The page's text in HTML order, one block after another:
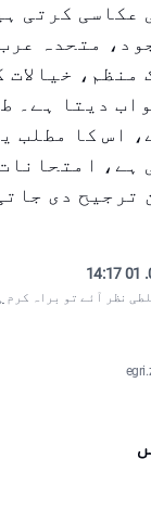
عکاسی کرتی
متحدہ
خیالات
دیتا ہے۔
اس کا مطلب
ہے،
ترجیح دی
نظر آئے تو براہ کرم